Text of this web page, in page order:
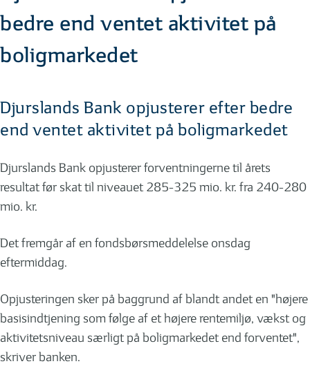
bedre end ventet aktivitet på
boligmarkedet
Djurslands Bank opjusterer efter bedre
end ventet aktivitet på boligmarkedet
Djurslands Bank opjusterer forventningerne til årets
resultat før skat til niveauet 285-325 mio. kr. fra 240-280
mio. kr.
Det fremgår af en fondsbørsmeddelelse onsdag
eftermiddag.
Opjusteringen sker på baggrund af blandt andet en "højere
basisindtjening som følge af et højere rentemiljø, vækst og
aktivitetsniveau særligt på boligmarkedet end forventet",
skriver banken.